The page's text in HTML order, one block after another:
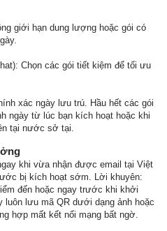
giới hạn dung lượng hoặc gói có
Chọn các gói tiết kiệm để tối ưu
xác ngày lưu trú. Hầu hết các gói
ngày từ lúc bạn kích hoạt hoặc khi
tại nước sở tại.
khi vừa nhận được email tại Việt
bị kích hoạt sớm. Lời khuyên:
đến hoặc ngay trước khi khởi
luôn lưu mã QR dưới dạng ảnh hoặc
hợp mất kết nối mạng bất ngờ.